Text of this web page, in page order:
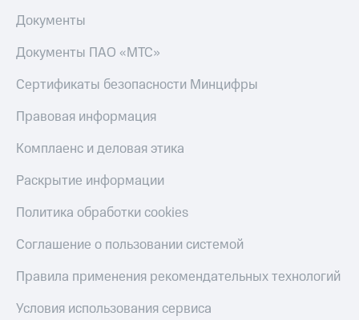
Документы
Документы ПАО «МТС»
Сертификаты безопасности Минцифры
Правовая информация
Комплаенс и деловая этика
Раскрытие информации
Политика обработки cookies
Соглашение о пользовании системой
Правила применения рекомендательных технологий
Условия использования сервиса